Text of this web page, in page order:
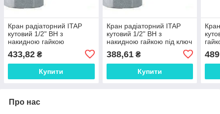
Кран радіаторний ITAP
кутовий 1/2" ВН з
накидною гайкою
433,82 ₴
Купити
Кран радіаторний ITAP
кутовий 1/2" ВН з
накидною гайкою під ключ
388,61₴
Купити
Про нас